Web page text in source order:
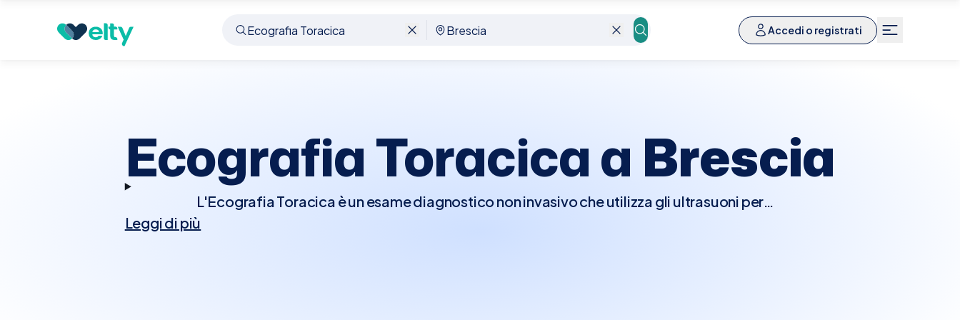
Accedi o registrati
Prenota visita Ecografia Toracica Brescia
Ecografia Toracica a Brescia
L'Ecografia Toracica è un esame diagnostico non invasivo che utilizza gli ultrasuoni per
visualizzare le strutture della parete toracica, come muscoli, costole e, in parte, i polmoni e il
Leggi di più